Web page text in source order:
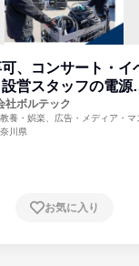
可、コンサート・イ
設営スタッフの電源
社ボルテック
養・娯楽、広告・メディア・マ
・ガス・水道・エネルギー
川県
お気に入り